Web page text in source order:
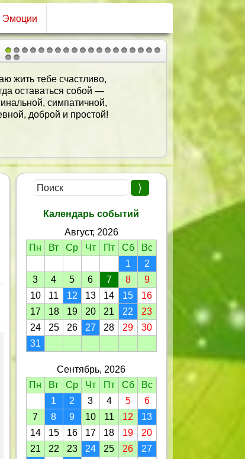
Эмоции
1 2
2021
«спасибо» — это мало,
в долгу перед тобой.
тебе здоровья, папа, —
всей родни большой.
на душе тепло,
праздник наступает.
Календарь событий
Август, 2026
Пн
Вт Ср Чт Пт Сб
Вс
1
2
3
4 5 6 7 8
9
10
11 12 13 14 15
16
17
18 19 20 21 22
23
24
25 26 27 28 29
30
31
Сентябрь, 2026
Пн
Вт Ср Чт Пт Сб
Вс
1
2 3 4 5
6
7
8 9 10 11 12
13
14
15 16 17 18 19
20
21
22 23 24 25 26
27